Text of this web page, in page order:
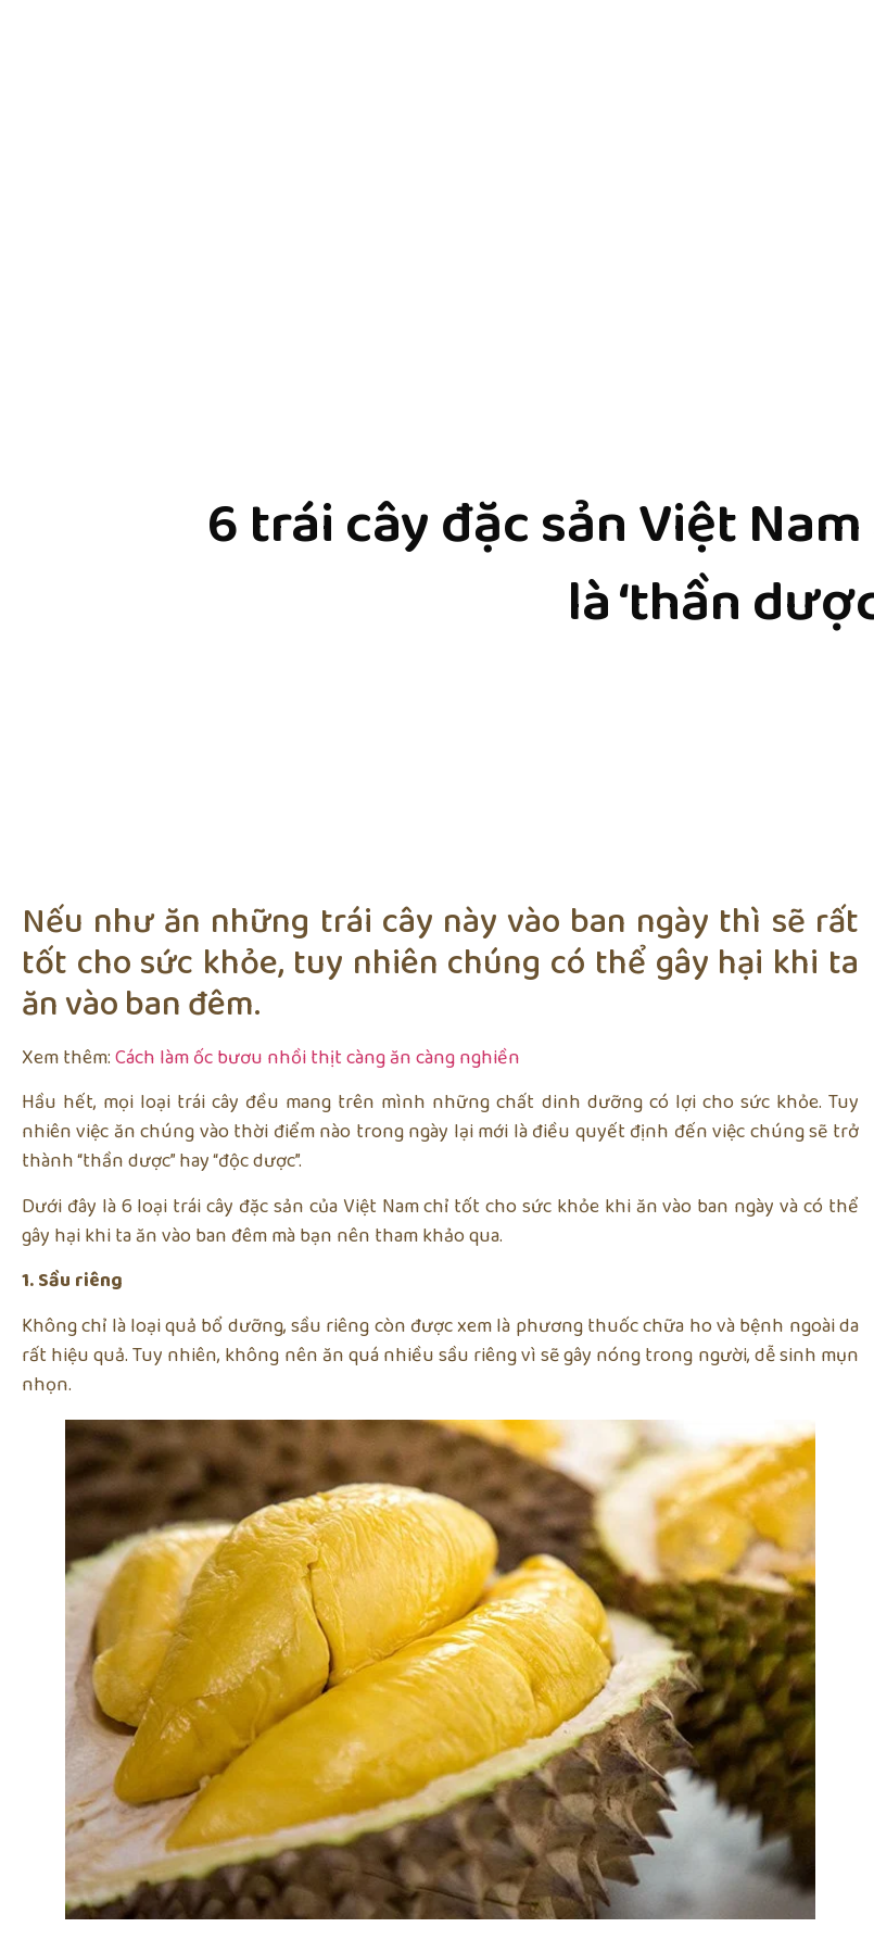
6 trái cây đặc sản Việt
là ‘thần
Nếu như ăn những trái cây này vào ban ngày thì sẽ rất
tốt cho sức khỏe, tuy nhiên chúng có thể gây hại khi ta
ăn vào ban đêm.
Xem thêm:Cách làm ốc bươu nhồi thịt càng ăn càng nghiền
Hầu hết, mọi loại trái cây đều mang trên mình những chất dinh dưỡng có lợi cho sức khỏe. Tuy
nhiên việc ăn chúng vào thời điểm nào trong ngày lại mới là điều quyết định đến việc chúng sẽ trở
thành “thần dược” hay “độc dược”.
Dưới đây là 6 loại trái cây đặc sản của Việt Nam chỉ tốt cho sức khỏe khi ăn vào ban ngày và có thể
gây hại khi ta ăn vào ban đêm mà bạn nên tham khảo qua.
1. Sầu riêng
Không chỉ là loại quả bổ dưỡng, sầu riêng còn được xem là phương thuốc chữa ho và bệnh ngoài da
rất hiệu quả. Tuy nhiên, không nên ăn quá nhiều sầu riêng vì sẽ gây nóng trong người, dễ sinh mụn
nhọn.